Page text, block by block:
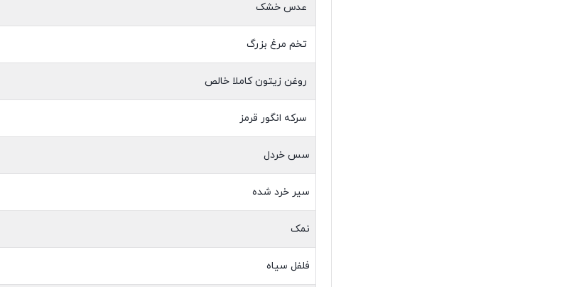
عدس خشک
تخم مرغ بزرگ
روغن زیتون کاملا خالص
سرکه انگور قرمز
سس خردل
سیر خرد شده
نمک
فلفل سیاه